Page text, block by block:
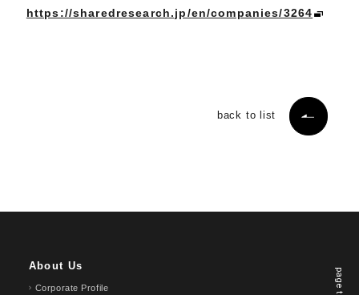
https://sharedresearch.jp/en/companies/3264
back to list
page top
About Us
Corporate Profile